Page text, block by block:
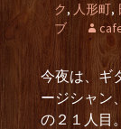
ク, 人形町,
ブ
今夜は、ギ
ージシャン
の２１人目